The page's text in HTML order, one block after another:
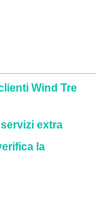
Wind Tre
extra
la